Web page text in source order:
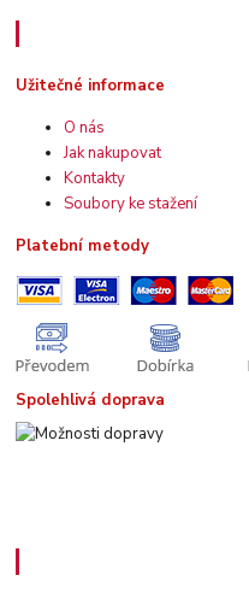
Užitečné informace
O nás
Jak nakupovat
Kontakty
Soubory ke stažení
Platební metody
Spolehlivá doprava